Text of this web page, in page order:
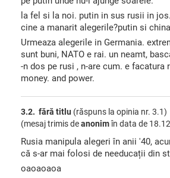
la fel si la noi. putin in sus rusii in
cine a manarit alegerile?putin si
Urmeaza alegerile in Germania.
sunt buni, NATO e rai. un neamt,
-n dos pe rusi , n-are cum. e facatura
money. and power.
3.2. fără titlu (răspuns la opinia nr. 3.1)
(mesaj trimis deanonimîn data de
Rusia manipula alegeri în anii '40,
că s-ar mai folosi de needucații din
oaoaoaoa